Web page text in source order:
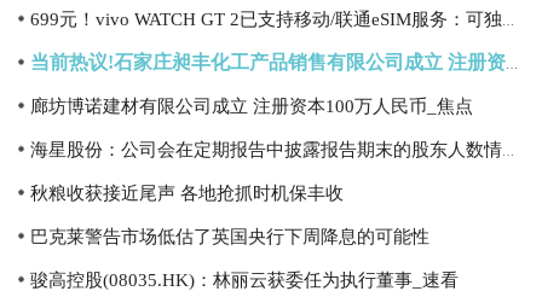
廊坊博诺建材有限公司成立 注册资本100万人民币_焦点
秋粮收获接近尾声 各地抢抓时机保丰收
巴克莱警告市场低估了英国央行下周降息的可能性
骏高控股(08035.HK)：林丽云获委任为执行董事_速看